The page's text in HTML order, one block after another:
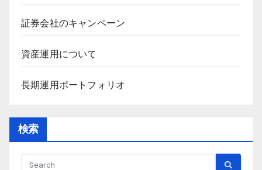
証券会社のキャンペーン
資産運用について
長期運用ポートフォリオ
検索